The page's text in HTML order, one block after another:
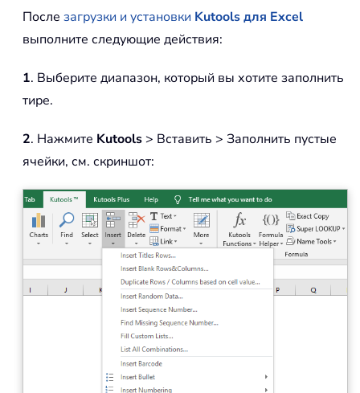
После загрузки и установки Kutools для Excel
выполните следующие действия:
1. Выберите диапазон, который вы хотите заполнить
тире.
2. Нажмите Kutools > Вставить > Заполнить пустые
ячейки, см. скриншот: